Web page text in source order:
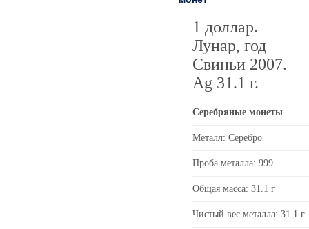
1 доллар.
Лунар, год
Свиньи 2007.
Ag 31.1 г.
Серебряные монеты
Металл: Серебро
Проба металла: 999
Общая масса: 31.1 г
Чистый вес металла: 31.1 г